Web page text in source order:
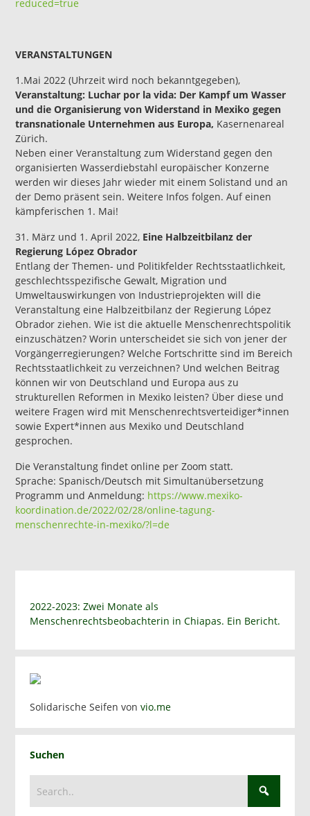
reduced=true
VERANSTALTUNGEN
1.Mai 2022 (Uhrzeit wird noch bekanntgegeben),
Veranstaltung: Luchar por la vida: Der Kampf um Wasser
und die Organisierung von Widerstand in Mexiko gegen
transnationale Unternehmen aus Europa, Kasernenareal
Zürich.
Neben einer Veranstaltung zum Widerstand gegen den
organisierten Wasserdiebstahl europäischer Konzerne
werden wir dieses Jahr wieder mit einem Solistand und an
der Demo präsent sein. Weitere Infos folgen. Auf einen
kämpferischen 1. Mai!
31. März und 1. April 2022, Eine Halbzeitbilanz der
Regierung López Obrador
Entlang der Themen- und Politikfelder Rechtsstaatlichkeit,
geschlechtsspezifische Gewalt, Migration und
Umweltauswirkungen von Industrieprojekten will die
Veranstaltung eine Halbzeitbilanz der Regierung López
Obrador ziehen. Wie ist die aktuelle Menschenrechtspolitik
einzuschätzen? Worin unterscheidet sie sich von jener der
Vorgängerregierungen? Welche Fortschritte sind im Bereich
Rechtsstaatlichkeit zu verzeichnen? Und welchen Beitrag
können wir von Deutschland und Europa aus zu
strukturellen Reformen in Mexiko leisten? Über diese und
weitere Fragen wird mit Menschenrechtsverteidiger*innen
sowie Expert*innen aus Mexiko und Deutschland
gesprochen.
Die Veranstaltung findet online per Zoom statt.
Sprache: Spanisch/Deutsch mit Simultanübersetzung
Programm und Anmeldung: https://www.mexiko-
koordination.de/2022/02/28/online-tagung-
menschenrechte-in-mexiko/?l=de
2022-2023: Zwei Monate als
Menschenrechtsbeobachterin in Chiapas. Ein Bericht.
Solidarische Seifen von vio.me
Suchen